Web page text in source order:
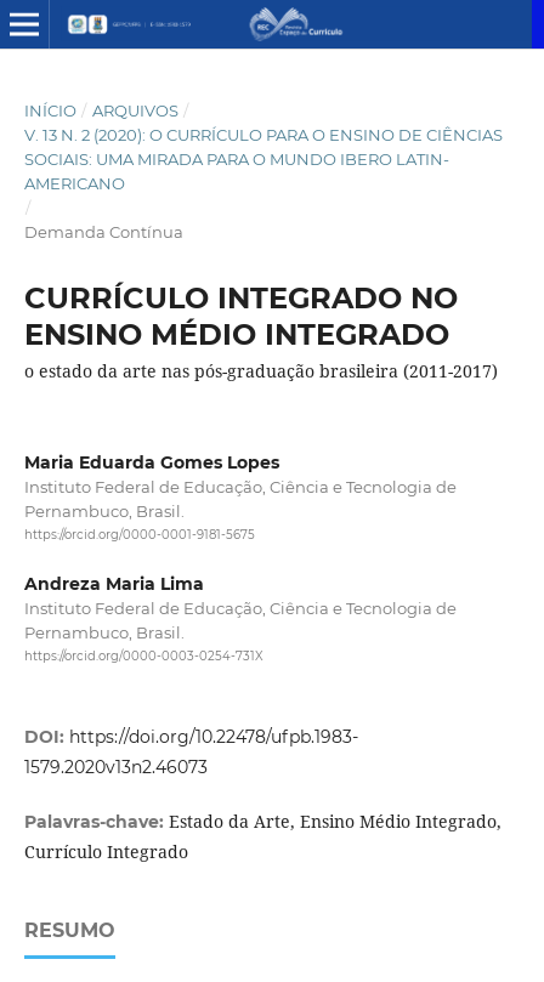
INÍCIO / ARQUIVOS /
V. 13 N. 2 (2020): O CURRÍCULO PARA O ENSINO DE CIÊNCIAS
SOCIAIS: UMA MIRADA PARA O MUNDO IBERO LATIN-
AMERICANO
/
Demanda Contínua
CURRÍCULO INTEGRADO NO
ENSINO MÉDIO INTEGRADO
o estado da arte nas pós-graduação brasileira (2011-2017)
Maria Eduarda Gomes Lopes
Instituto Federal de Educação, Ciência e Tecnologia de
Pernambuco, Brasil.
https://orcid.org/0000-0001-9181-5675
Andreza Maria Lima
Instituto Federal de Educação, Ciência e Tecnologia de
Pernambuco, Brasil.
https://orcid.org/0000-0003-0254-731X
DOI: https://doi.org/10.22478/ufpb.1983-
1579.2020v13n2.46073
Palavras-chave: Estado da Arte, Ensino Médio Integrado,
Currículo Integrado
RESUMO